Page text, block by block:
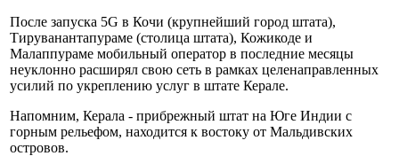
После запуска 5G в Кочи (крупнейший город штата),
Тируванантапураме (столица штата), Кожикоде и
Малаппураме мобильный оператор в последние месяцы
неуклонно расширял свою сеть в рамках целенаправленных
усилий по укреплению услуг в штате Керале.
Напомним, Керала - прибрежный штат на Юге Индии с
горным рельефом, находится к востоку от Мальдивских
островов.